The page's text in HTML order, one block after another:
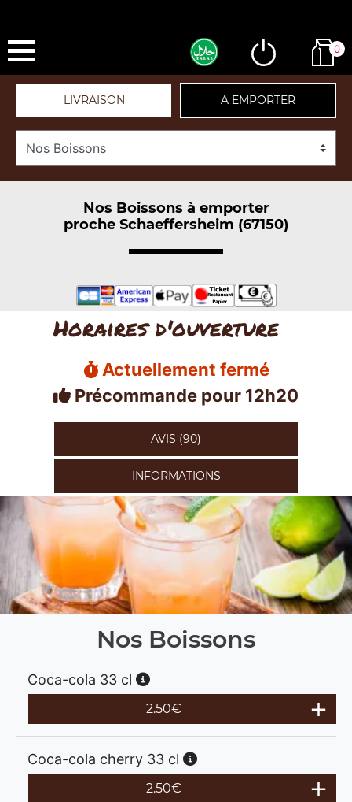
0
LIVRAISON A EMPORTER
Nos Boissons à emporter
proche Schaeffersheim (67150)
Horaires d'ouverture
Actuellement fermé
Précommande pour 12h20
AVIS (90)
INFORMATIONS
Nos Boissons
Coca-cola 33 cl
2.50€
Coca-cola cherry 33 cl
2.50€